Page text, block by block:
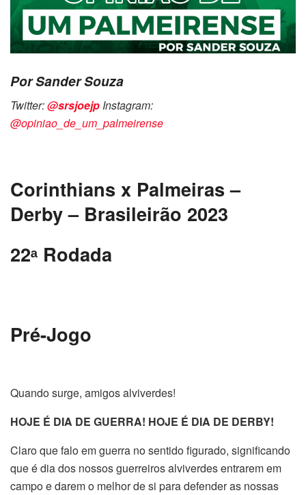
Por Sander Souza
Twitter:@srsjoejp Instagram:
@opiniao_de_um_palmeirense
Corinthians x Palmeiras –
Derby – Brasileirão 2023
22ᵃ Rodada
Pré-Jogo
Quando surge, amigos alviverdes!
HOJE É DIA DE GUERRA! HOJE É DIA DE DERBY!
Claro que falo em guerra no sentido figurado, significando
que é dia dos nossos guerreiros alviverdes entrarem em
campo e darem o melhor de si para defender as nossas